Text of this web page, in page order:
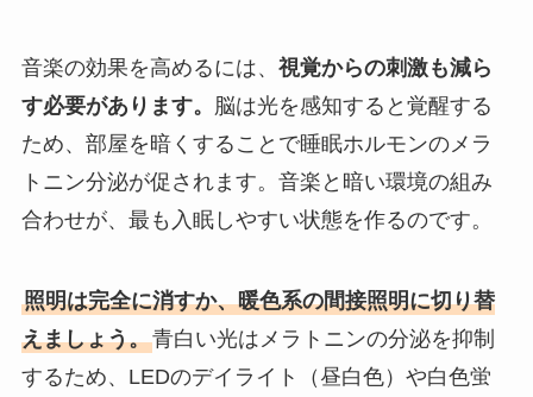
音楽の効果を高めるには、 視覚からの刺激も減ら
す必要があります。 脳は光を感知すると覚醒する
ため、部屋を暗くすることで睡眠ホルモンのメラ
トニン分泌が促されます。音楽と暗い環境の組み
合わせが、最も入眠しやすい状態を作るのです。
照明は完全に消すか、暖色系の間接照明に切り替
えましょう。青白い光はメラトニンの分泌を抑制
するため、LEDのデイライト（昼白色）や白色蛍